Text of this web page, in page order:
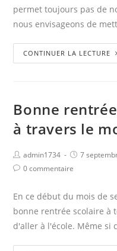
permet toujours pas de
nous envisageons de
CONTINUER LA LECTURE
Bonne
à travers le
admin1734 7
0 commentaire
En ce début du mois de
bonne rentrée scolaire à
d'aller à l'école. Même